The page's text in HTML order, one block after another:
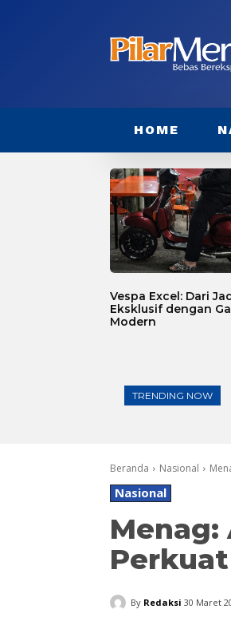
HOME
Vespa Excel: Dari
Eksklusif dengan
Modern
TRENDING NOW
Beranda Nasional
Nasional
By Redaksi 30 Maret